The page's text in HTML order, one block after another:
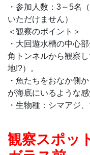
・参加人数：3～5名
いただけません）
＜観察のポイント＞
・大回遊水槽の中心
角トンネルから観察
地!?）。
・魚たちをおなか側
が海底にいるような
・生物種：シマアジ
観察スポッ